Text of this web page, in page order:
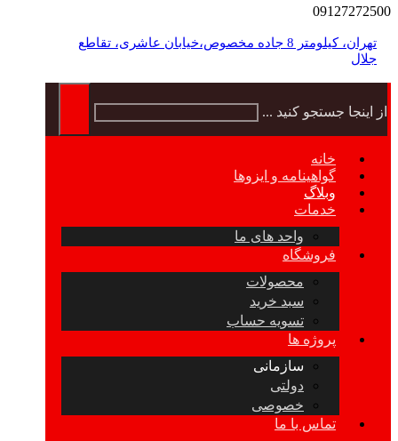
09127272500
تهران، کیلومتر 8 جاده مخصوص،خیابان عاشری، تقاطع
جلال
از اینجا جستجو کنید ...
خانه
گواهینامه و ایزوها
وبلاگ
خدمات
واحد های ما
فروشگاه
محصولات
سبد خرید
تسویه حساب
پروژه ها
سازمانی
دولتی
خصوصی
تماس با ما